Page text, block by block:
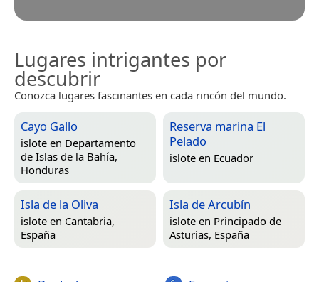
Lugares intrigantes por
descubrir
Conozca lugares fascinantes en cada rincón del mundo.
Cayo Gallo
islote en Departamento
de Islas de la Bahía,
Honduras
Reserva marina El
Pelado
islote en Ecuador
Isla de la Oliva
islote en Cantabria,
España
Isla de Arcubín
islote en Principado de
Asturias, España